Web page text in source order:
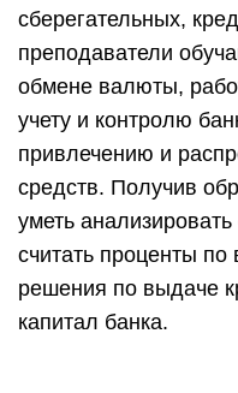
Кто такой
Банкир – это
представитель
звена, который не
клиентами и не
банковские
занимается
проведением
деятельности банка,